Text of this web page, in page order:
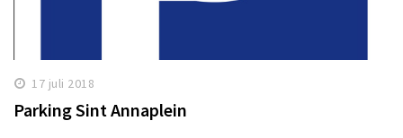
17 juli 2018
Parking Sint Annaplein